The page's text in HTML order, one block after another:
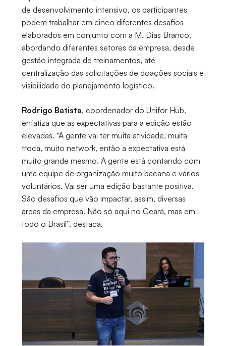
de desenvolvimento intensivo, os participantes
podem trabalhar em cinco diferentes desafios
elaborados em conjunto com a M. Dias Branco,
abordando diferentes setores da empresa, desde
gestão integrada de treinamentos, até
centralização das solicitações de doações sociais e
visibilidade do planejamento logístico.
Rodrigo Batista, coordenador do Unifor Hub,
enfatiza que as expectativas para a edição estão
elevadas. “A gente vai ter muita atividade, muita
troca, muito network, então a expectativa está
muito grande mesmo. A gente está contando com
uma equipe de organização muito bacana e vários
voluntários. Vai ser uma edição bastante positiva.
São desafios que vão impactar, assim, diversas
áreas da empresa. Não só aqui no Ceará, mas em
todo o Brasil”, destaca.